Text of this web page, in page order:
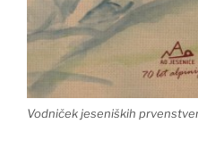
Vodniček jeseniških